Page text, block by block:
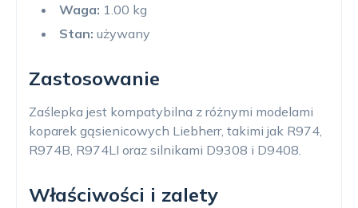
Waga: 1.00 kg
Stan: używany
Zastosowanie
Zaślepka jest kompatybilna z różnymi modelami
koparek gąsienicowych Liebherr, takimi jak R974,
R974B, R974LI oraz silnikami D9308 i D9408.
Właściwości i zalety